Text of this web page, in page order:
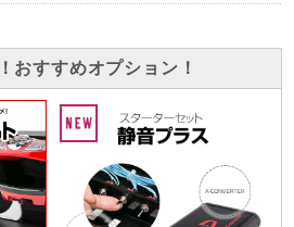
おすすめオプション！